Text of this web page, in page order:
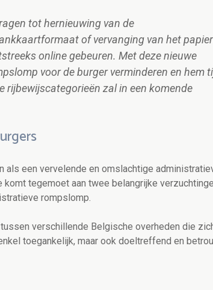
tot hernieuwing van de
of vervanging van het
online gebeuren. Met deze nieuwe
voor de burger verminderen en hem
rijbewijscategorieën zal in een komende
als een vervelende en omslachtige
tegemoet aan twee belangrijke
rompslomp.
verschillende Belgische overheden die
toegankelijk, maar ook doeltreffend en